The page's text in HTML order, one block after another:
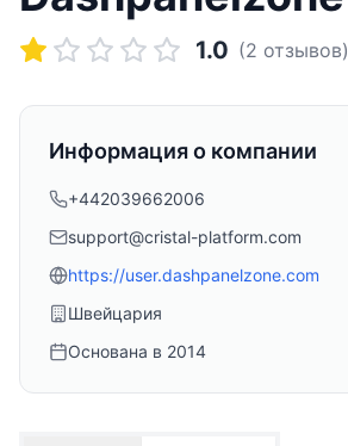
1.0 (2 отзывов)
Информация о компании
+442039662006
support@cristal-platform.com
https://user.dashpanelzone.com
Швейцария
Основана в 2014